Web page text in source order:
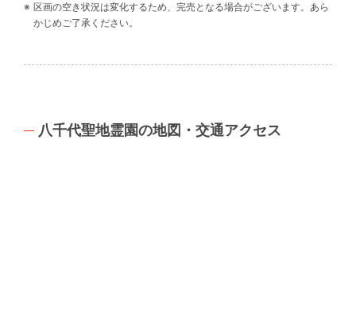
区画の空き状況は変化するため、完売となる場合がございます。あら
かじめご了承ください。
八千代聖地霊園の地図・交通アクセス